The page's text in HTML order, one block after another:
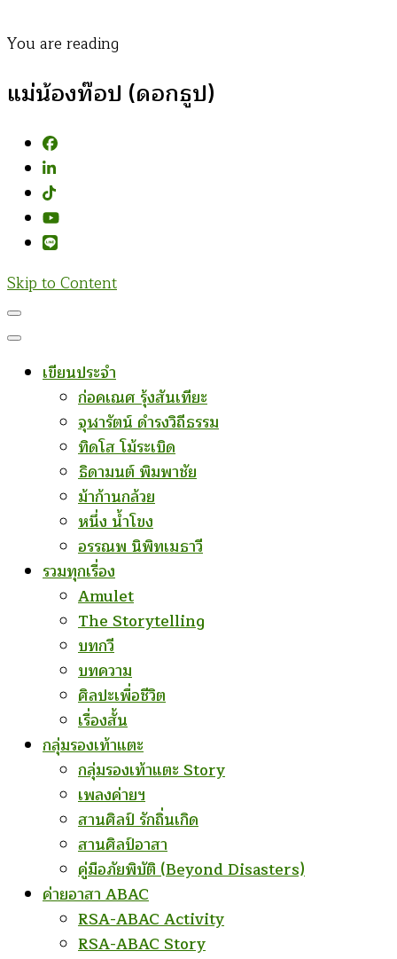
You are reading
แม่น้องท๊อป (ดอกธูป)
Skip to Content
เขียนประจำ
ก่อคเณศ รุ้งสันเทียะ
จุฬารัตน์ ดำรงวิถีธรรม
ทิดโส โม้ระเบิด
ธิดามนต์ พิมพาชัย
ม้าก้านกล้วย
หนึ่ง น้ำโขง
อรรณพ นิพิทเมธาวี
รวมทุกเรื่อง
Amulet
The Storytelling
บทกวี
บทความ
ศิลปะเพื่อชีวิต
เรื่องสั้น
กลุ่มรองเท้าแตะ
กลุ่มรองเท้าแตะ Story
เพลงค่ายฯ
สานศิลป์ รักถิ่นเกิด
สานศิลป์อาสา
คู่มือภัยพิบัติ (Beyond Disasters)
ค่ายอาสา ABAC
RSA-ABAC Activity
RSA-ABAC Story